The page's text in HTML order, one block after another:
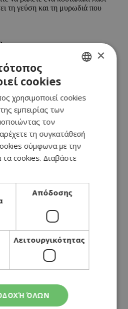
τη γεύση και τη μυρωδιά που
κομμάτια
κουταλάκι λάδι τρούφας
με την ουρά άθικτη
ENGLISH
×
cookies
χρησιμοποιεί cookies
εμπειρίας των
τον
τη συγκατάθεσή
σύμφωνα με την
τα cookies. Διαβάστε
Απόδοσης
Λειτουργικότητας
ΌΛΩΝ